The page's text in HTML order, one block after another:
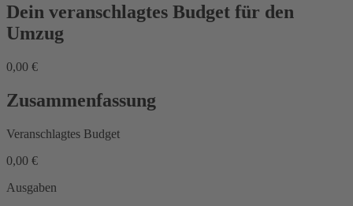
Dein veranschlagtes Budget für den
Umzug
0,00 €
Zusammenfassung
Veranschlagtes Budget
0,00 €
Ausgaben